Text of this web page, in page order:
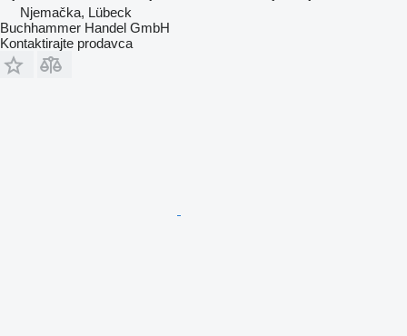
Njemačka, Lübeck
Buchhammer Handel GmbH
Kontaktirajte prodavca